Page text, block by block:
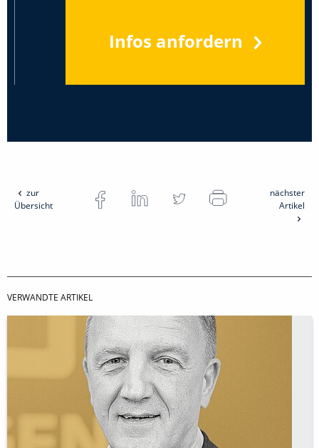
Infos anfordern
zur
Übersicht
nächster
Artikel
VERWANDTE ARTIKEL